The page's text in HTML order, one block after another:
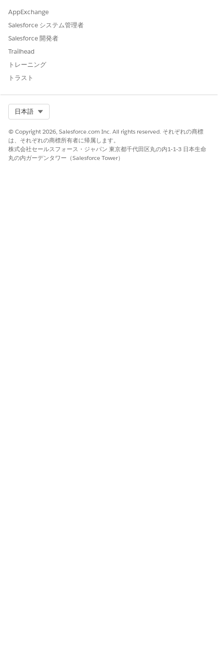
理プロセス全体が合理化されます。
助成金提供者エクスペリエンス
助成金提供を使用して助成金制度や助成金の申請を作成および
管理する方法について説明します。
Grantseeker Experience (助成金提供者エクスペリエンス)
申請者が助成金の制度や予算について検索したり、助成金を申
フォームが助成金提供によって用意されるしくみについて説明
します。
助成金提供トライアル組織の作成
すべての機能が有効なトライアルに登録して、助成金提供を実
際に使ってみましょう。トライアル組織は、概念実証とガイド
付きの自己探求を目的としています。有効期限は 30 日間で
す。助成金提供を実際に使ってみるには、Public Sector
AppExchange
Salesforce システム管理者
Salesforce 開発者
Trailhead
トレーニング
トラスト
日本語
© Copyright 2026, Salesforce.com Inc. All rights reserved. それぞれの商標
は、それぞれの商標所有者に帰属します。
株式会社セールスフォース・ジャパン 東京都千代田区丸の内1-1-3 日本生命
丸の内ガーデンタワー（Salesforce Tower）